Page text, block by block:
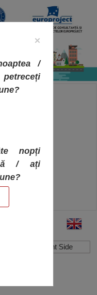
Show/Hide Right Side
×
/
nopți
/ ați